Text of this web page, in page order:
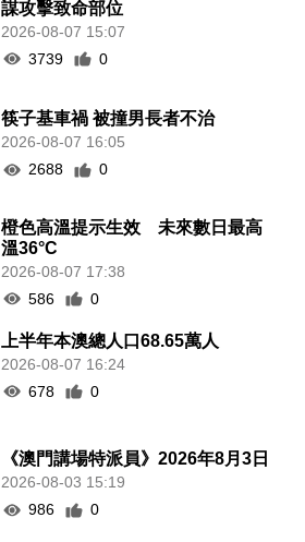
謀攻擊致命部位
2026-08-07 15:07
3739
0
筷子基車禍 被撞男長者不治
2026-08-07 16:05
2688
0
橙色高溫提示生效 未來數日最高
溫36°C
2026-08-07 17:38
586
0
上半年本澳總人口68.65萬人
2026-08-07 16:24
678
0
《澳門講場特派員》2026年8月3日
2026-08-03 15:19
986
0